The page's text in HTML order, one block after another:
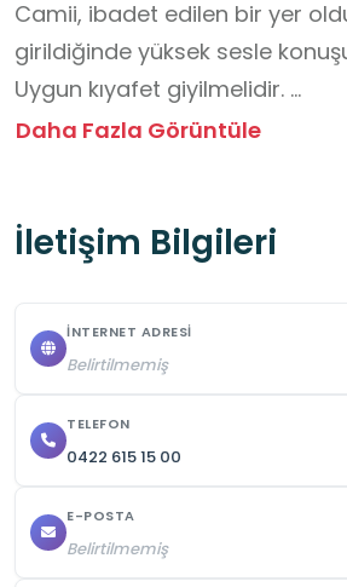
Camii, ibadet edilen bir yer
girildiğinde yüksek sesle
Uygun kıyafet giyilmelidir.
Ayakkabılar çıkarılmalıdır.
Temizlik kurallarına dikkat
Cami görevlilerinin uyarılarına
Daha Fazla Görüntüle
İletişim Bilgileri
İNTERNET ADRESI
Belirtilmemiş
TELEFON
0422 615 15 00
E-POSTA
Belirtilmemiş